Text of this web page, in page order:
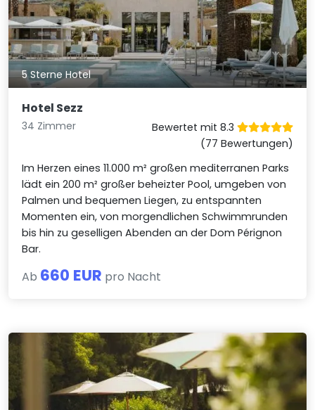
5 Sterne Hotel
Hotel Sezz
34 Zimmer
Bewertet mit 8.3
(77 Bewertungen)
Im Herzen eines 11.000 m² großen mediterranen Parks
lädt ein 200 m² großer beheizter Pool, umgeben von
Palmen und bequemen Liegen, zu entspannten
Momenten ein, von morgendlichen Schwimmrunden
bis hin zu geselligen Abenden an der Dom Pérignon
Bar.
Ab 660 EUR pro Nacht